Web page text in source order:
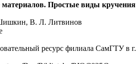
материалов. Простые виды кручения
В. Л. Литвинов
ресурс филиала СамГТУ в г.